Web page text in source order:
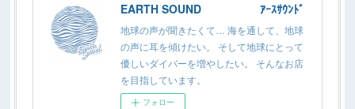
EARTH SOUND ｱｰｽｻｳﾝﾄﾞ
地球の声が聞きたくて… 海を通して、地球
の声に耳を傾けたい。 そして地球にとって
優しいダイバーを増やしたい。 そんなお店
を目指しています。
フォロー